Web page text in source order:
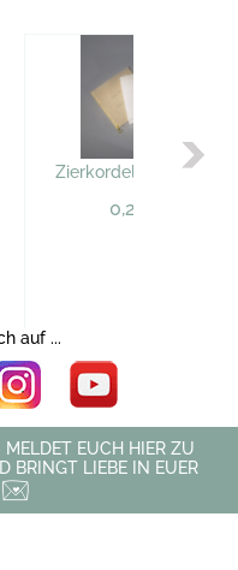
Zierkordel 17 cm, gold
0,26 €
auf ...
EUCH HIER ZU
BRINGT LIEBE IN EUER